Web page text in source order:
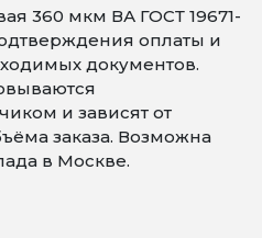
360 мкм ВА ГОСТ 19671-
оплаты и
документов.
и зависят от
заказа. Возможна
в Москве.